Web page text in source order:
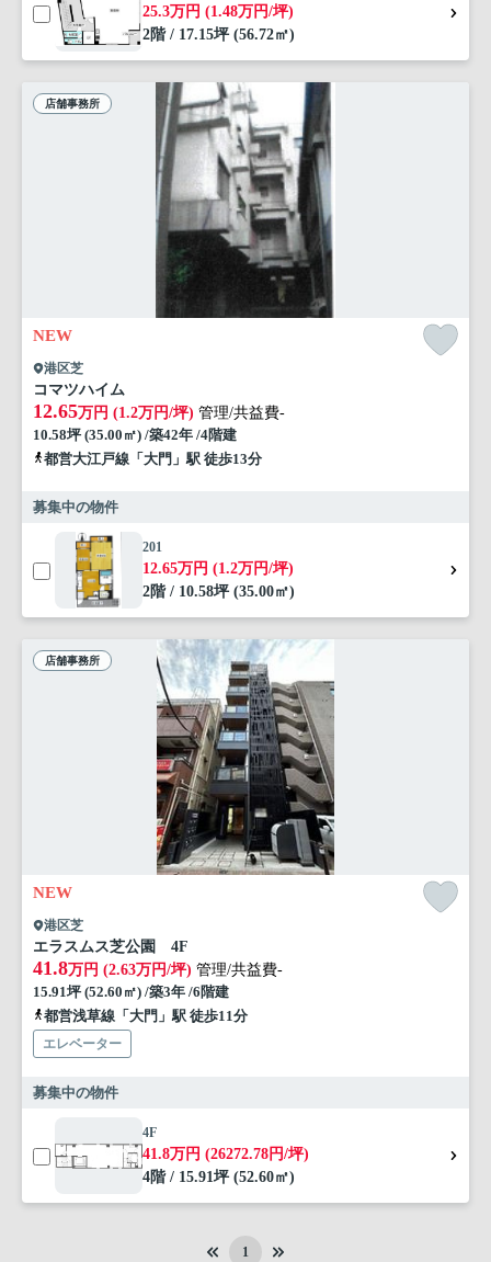
25.3万円 (1.48万円/坪)
2階 / 17.15坪 (56.72㎡)
店舗事務所
NEW
港区芝
コマツハイム
12.65万円 (1.2万円/坪) 管理/共益費-
10.58坪 (35.00㎡) /築42年 /4階建
都営大江戸線「大門」駅 徒歩13分
募集中の物件
201
12.65万円 (1.2万円/坪)
2階 / 10.58坪 (35.00㎡)
店舗事務所
NEW
港区芝
エラスムス芝公園 4F
41.8万円 (2.63万円/坪) 管理/共益費-
15.91坪 (52.60㎡) /築3年 /6階建
都営浅草線「大門」駅 徒歩11分
エレベーター
募集中の物件
4F
41.8万円 (26272.78円/坪)
4階 / 15.91坪 (52.60㎡)
1